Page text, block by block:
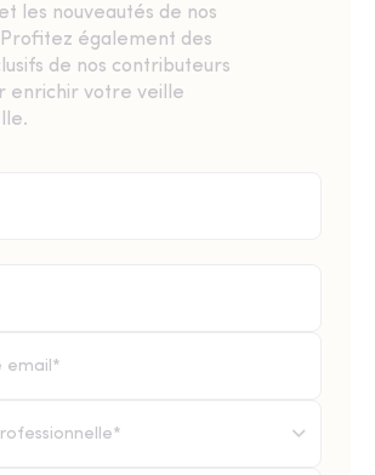
les nouveautés de nos
également des
de nos contributeurs
enrichir votre veille